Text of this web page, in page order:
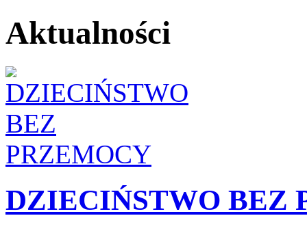
Aktualności
DZIECIŃSTWO BEZ